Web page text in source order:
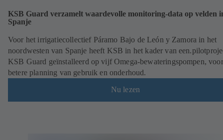
KSB Guard verzamelt waardevolle monitoring-data op velden
Spanje
Voor het irrigatiecollectief Páramo Bajo de León y Zamora in het
noordwesten van Spanje heeft KSB in het kader van
KSB Guard geïnstalleerd op vijf Omega-bewateringspompen,
betere planning van gebruik en onderhoud.
Nu lezen